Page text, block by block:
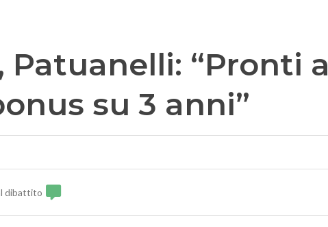
Patuanelli: “Pronti a
su 3 anni”
dibattito